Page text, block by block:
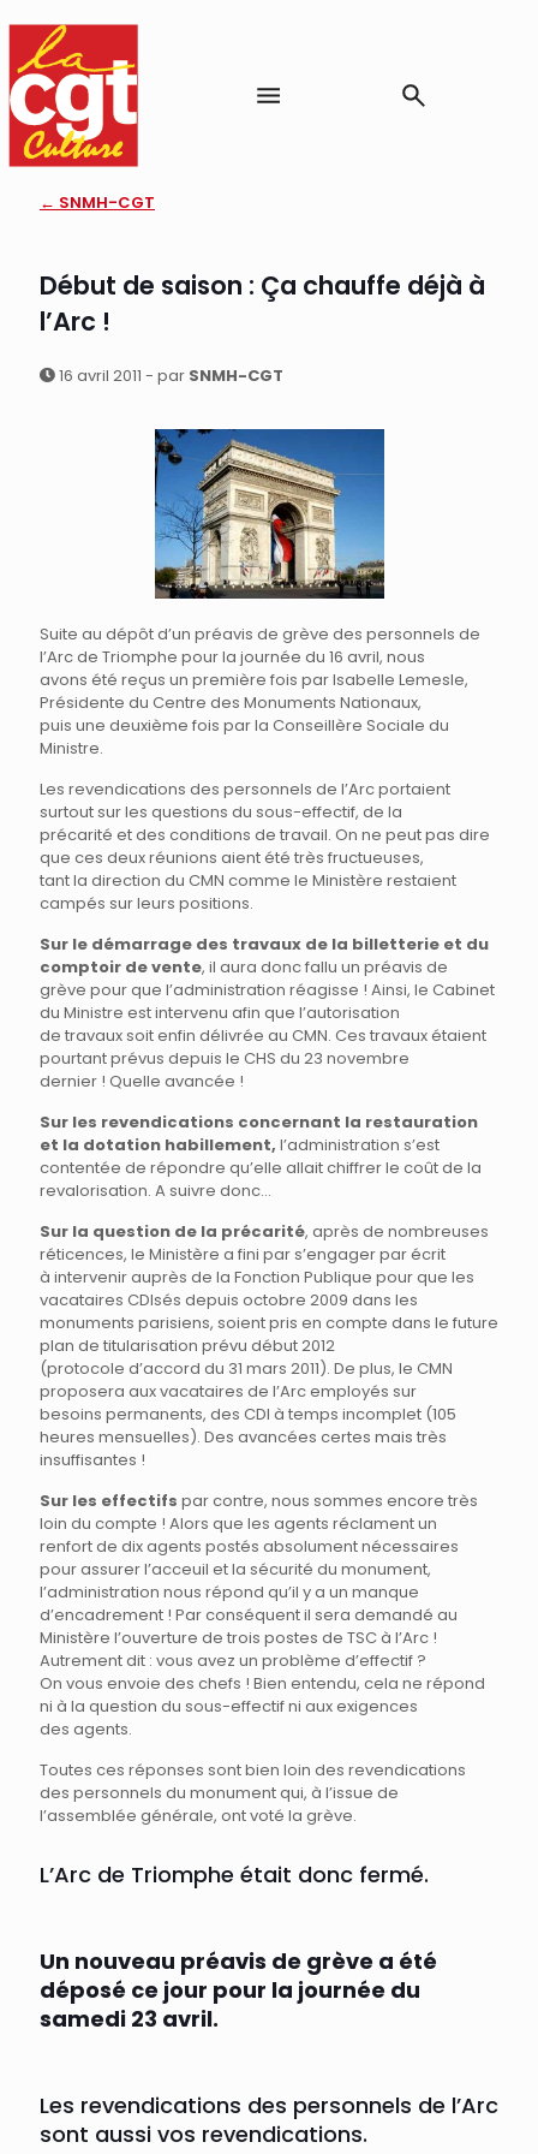
← SNMH-CGT
Début de saison : Ça chauffe déjà à
l’Arc !
16 avril 2011 - par SNMH-CGT
Suite au dépôt d’un préavis de grève des personnels de
l’Arc de Triomphe pour la journée du 16 avril, nous
avons été reçus un première fois par Isabelle Lemesle,
Présidente du Centre des Monuments Nationaux,
puis une deuxième fois par la Conseillère Sociale du
Ministre.
Les revendications des personnels de l’Arc portaient
surtout sur les questions du sous-effectif, de la
précarité et des conditions de travail. On ne peut pas dire
que ces deux réunions aient été très fructueuses,
tant la direction du CMN comme le Ministère restaient
campés sur leurs positions.
Sur le démarrage des travaux de la billetterie et du
comptoir de vente, il aura donc fallu un préavis de
grève pour que l’administration réagisse ! Ainsi, le Cabinet
du Ministre est intervenu afin que l’autorisation
de travaux soit enfin délivrée au CMN. Ces travaux étaient
pourtant prévus depuis le CHS du 23 novembre
dernier ! Quelle avancée !
Sur les revendications concernant la restauration
et la dotation habillement, l’administration s’est
contentée de répondre qu’elle allait chiffrer le coût de la
revalorisation. A suivre donc…
Sur la question de la précarité, après de nombreuses
réticences, le Ministère a fini par s’engager par écrit
à intervenir auprès de la Fonction Publique pour que les
vacataires CDIsés depuis octobre 2009 dans les
monuments parisiens, soient pris en compte dans le future
plan de titularisation prévu début 2012
(protocole d’accord du 31 mars 2011). De plus, le CMN
proposera aux vacataires de l’Arc employés sur
besoins permanents, des CDI à temps incomplet (105
heures mensuelles). Des avancées certes mais très
insuffisantes !
Sur les effectifs par contre, nous sommes encore très
loin du compte ! Alors que les agents réclament un
renfort de dix agents postés absolument nécessaires
pour assurer l’acceuil et la sécurité du monument,
l’administration nous répond qu’il y a un manque
d’encadrement ! Par conséquent il sera demandé au
Ministère l’ouverture de trois postes de TSC à l’Arc !
Autrement dit : vous avez un problème d’effectif ?
On vous envoie des chefs ! Bien entendu, cela ne répond
ni à la question du sous-effectif ni aux exigences
des agents.
Toutes ces réponses sont bien loin des revendications
des personnels du monument qui, à l’issue de
l’assemblée générale, ont voté la grève.
L’Arc de Triomphe était donc fermé.
Un nouveau préavis de grève a été
déposé ce jour pour la journée du
samedi 23 avril.
Les revendications des personnels de l’Arc
sont aussi vos revendications.